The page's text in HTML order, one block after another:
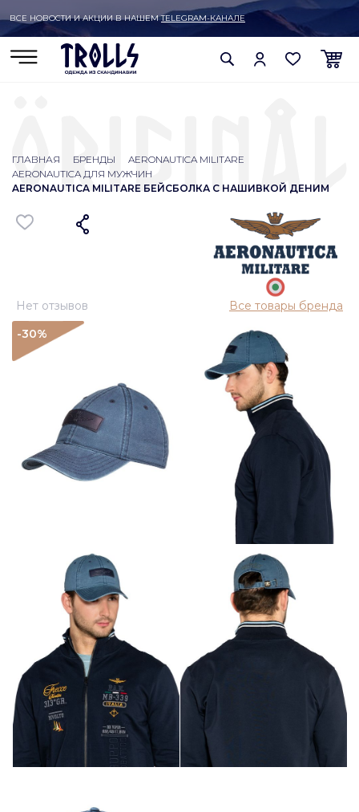
ВСЕ НОВОСТИ И АКЦИИ В НАШЕМTELEGRAM-КАНАЛЕ
ГЛАВНАЯ БРЕНДЫ
AERONAUTICA MILITARE
AERONAUTICA ДЛЯ МУЖЧИН
AERONAUTICA MILITARE БЕЙСБОЛКА С НАШИВКОЙ ДЕНИМ
Нет отзывов
Все товары бренда
-30%